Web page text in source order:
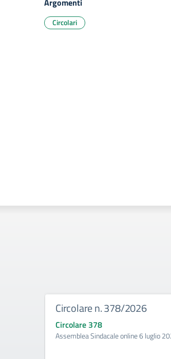
Argomenti
Circolari
Circolare n. 378/2026
Circolare 378
Assemblea Sindacale online 6 luglio